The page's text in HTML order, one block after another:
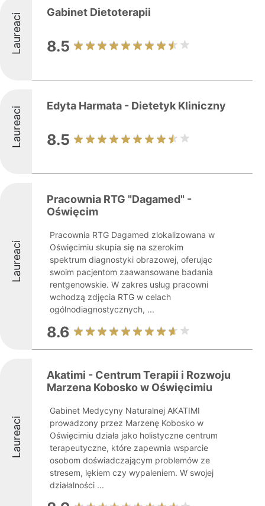
Laureaci Gabinet Dietoterapii
8.5
Laureaci Edyta Harmata - Dietetyk Kliniczny
8.5
Laureaci
Pracownia RTG "Dagamed" -
Oświęcim
Pracownia RTG Dagamed zlokalizowana w
Oświęcimiu skupia się na szerokim
spektrum diagnostyki obrazowej, oferując
swoim pacjentom zaawansowane badania
rentgenowskie. W zakres usług pracowni
wchodzą zdjęcia RTG w celach
ogólnodiagnostycznych, ...
8.6
Laureaci
Akatimi - Centrum Terapii i Rozwoju
Marzena Kobosko w Oświęcimiu
Gabinet Medycyny Naturalnej AKATIMI
prowadzony przez Marzenę Kobosko w
Oświęcimiu działa jako holistyczne centrum
terapeutyczne, które zapewnia wsparcie
osobom doświadczającym problemów ze
stresem, lękiem czy wypaleniem. W swojej
działalności ...